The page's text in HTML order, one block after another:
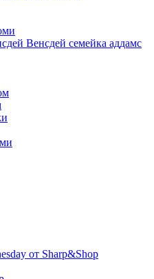
Венсдей семейка аддамс
от Sharp&Shop